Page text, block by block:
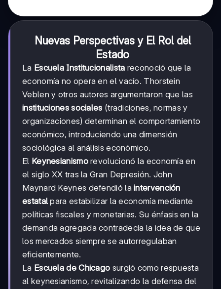
Nuevas Perspectivas y El Rol del
Estado
La Escuela Institucionalista reconoció que la
economía no opera en el vacío. Thorstein
Veblen y otros autores argumentaron que las
instituciones sociales (tradiciones, normas y
organizaciones) determinan el comportamiento
económico, introduciendo una dimensión
sociológica al análisis económico.
El Keynesianismorevolucionó la economía en
el siglo XX tras la Gran Depresión. John
Maynard Keynes defendió laintervención
estatal para estabilizar la economía mediante
políticas fiscales y monetarias. Su énfasis en la
demanda agregada contradecía la idea de que
los mercados siempre se autorregulaban
eficientemente.
La Escuela de Chicago surgió como respuesta
al keynesianismo, revitalizando la defensa del